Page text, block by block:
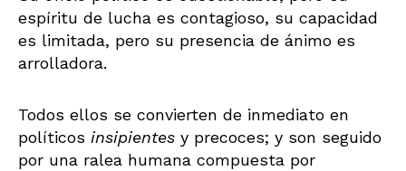
espíritu de lucha es contagioso, su capacidad
es limitada, pero su presencia de ánimo es
arrolladora.
Todos ellos se convierten de inmediato en
políticos insipientes y precoces; y son seguido
por una ralea humana compuesta por